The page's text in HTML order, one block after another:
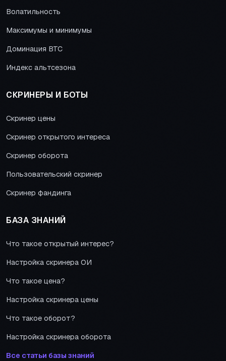
Волатильность
Максимумы и минимумы
Доминация BTC
Индекс альтсезона
СКРИНЕРЫ И БОТЫ
Скринер цены
Скринер открытого интереса
Скринер оборота
Пользовательский скринер
Скринер фандинга
БАЗА ЗНАНИЙ
Что такое открытый интерес?
Настройка скринера ОИ
Что такое цена?
Настройка скринера цены
Что такое оборот?
Настройка скринера оборота
Все статьи базы знаний